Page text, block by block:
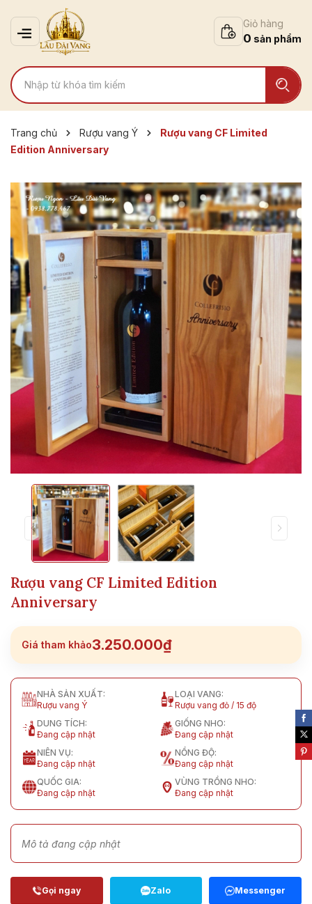
Giỏ hàng
0
Trang chủ Rượu vang Ý
Rượu vang CF Limited
Edition Anniversary
Rượu vang CF Limited Edition
Anniversary
Giá tham khảo3.250.000₫
NHÀ SẢN XUẤT:
Rượu vang Ý
LOẠI VANG:
Rượu vang đỏ / 15 độ
DUNG TÍCH:
Đang cập nhật
GIỐNG NHO:
Đang cập nhật
NIÊN VỤ:
Đang cập nhật
NỒNG ĐỘ:
Đang cập nhật
QUỐC GIA:
Đang cập nhật
VÙNG TRỒNG NHO:
Đang cập nhật
Mô tả đang cập nhật